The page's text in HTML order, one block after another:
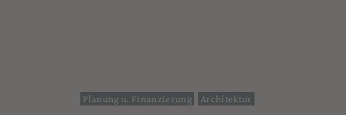
Planung u. Finanzierung Architektur